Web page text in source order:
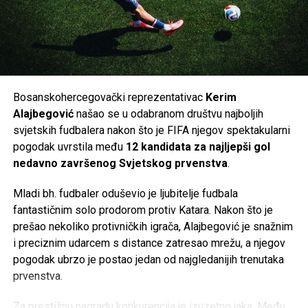
poglavlje u bogatoj karijeri, nakon nastupa za Wolfsburg,
Manchester City, Romu, Inter, Fenerbahče i Fiorentinu.
Navijači Schalkea sada s nestrpljenjem čekaju da klub i
zvanično potvrdi dolazak jednog od najboljih napadača koje
je Bosna i Hercegovina ikada imala.
Share Post
Share
Tweet Share
Mail
Bosanskohercegovački reprezentativac Kerim
Alajbegovićnašao se u odabranom društvu najboljih
svjetskih fudbalera nakon što je FIFA njegov spektakularni
pogodak uvrstila među 12 kandidata za najljepši gol
nedavno završenog Svjetskog prvenstva.
Mladi bh. fudbaler oduševio je ljubitelje fudbala
fantastičnim solo prodorom protiv Katara. Nakon što je
prešao nekoliko protivničkih igrača, Alajbegović je snažnim
i preciznim udarcem s distance zatresao mrežu, a njegov
pogodak ubrzo je postao jedan od najgledanijih trenutaka
prvenstva.